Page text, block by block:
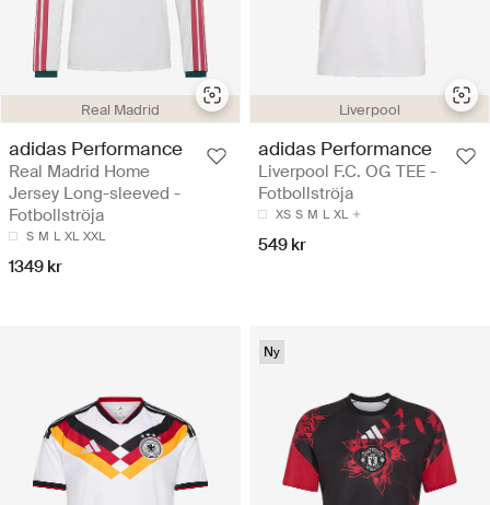
Real Madrid
adidas Performance
Real Madrid Home
Jersey Long-sleeved -
Fotbollströja
S M L XL XXL
1349 kr
Liverpool
adidas Performance
Liverpool F.C. OG TEE -
Fotbollströja
XS S M L XL
549 kr
Ny